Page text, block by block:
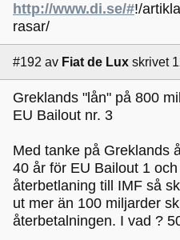
http://www.di.se/#!/
rasar/
#192 av Fiat de Lux skrivet
Greklands "lån" på 800
EU Bailout nr. 3
Med tanke på Greklands
40 år för EU Bailout 1
återbetlaning till IMF så
ut mer än 100 miljarder
återbetalningen. I vad ?